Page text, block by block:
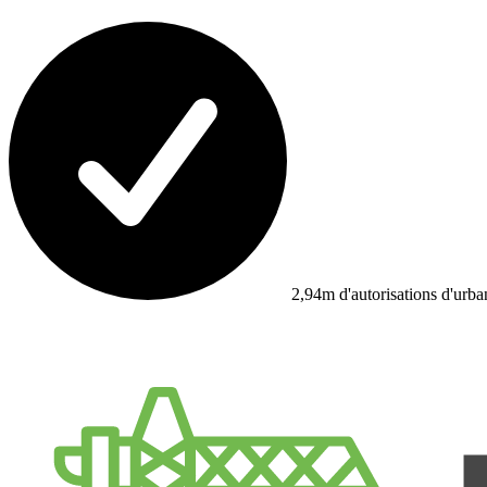
2,94m d'autorisations